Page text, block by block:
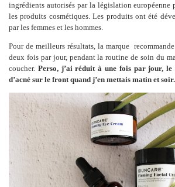
ingrédients autorisés par la législation
les produits cosmétiques. Les produits ont été
par les femmes et les hommes.
Pour de meilleurs résultats, la marque
deux fois par jour, pendant la routine de soin du
coucher. Perso, j’ai réduit à une fois par jour, le
d’acné sur le front quand j’en mettais matin et soir.